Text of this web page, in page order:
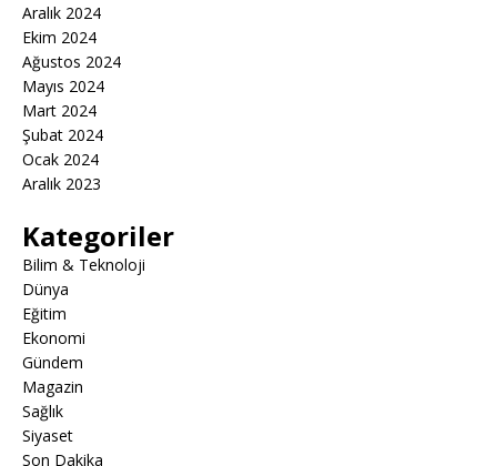
Aralık 2024
Ekim 2024
Ağustos 2024
Mayıs 2024
Mart 2024
Şubat 2024
Ocak 2024
Aralık 2023
Kategoriler
Bilim & Teknoloji
Dünya
Eğitim
Ekonomi
Gündem
Magazin
Sağlık
Siyaset
Son Dakika